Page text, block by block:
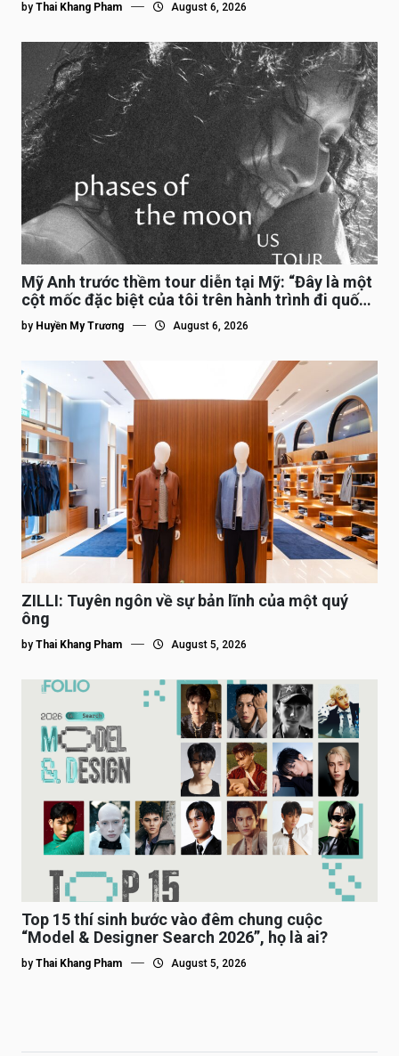
by Thai Khang Pham August 6, 2026
Mỹ Anh trước thềm tour diễn tại Mỹ: “Đây là một
cột mốc đặc biệt của tôi trên hành trình đi quốc
tế”
by Huyền My Trương August 6, 2026
ZILLI: Tuyên ngôn về sự bản lĩnh của một quý
ông
by Thai Khang Pham August 5, 2026
Top 15 thí sinh bước vào đêm chung cuộc
“Model & Designer Search 2026”, họ là ai?
by Thai Khang Pham August 5, 2026